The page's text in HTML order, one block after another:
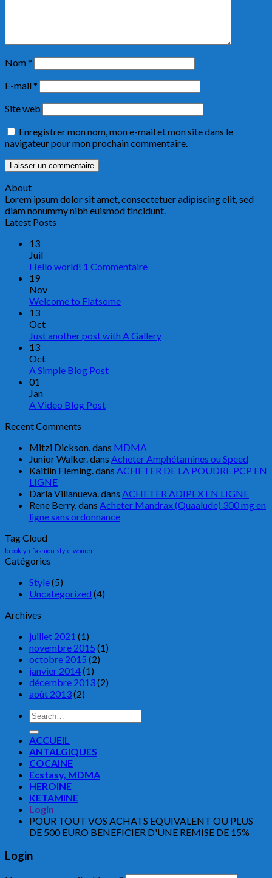
Nom*
E-mail*
Site web
Enregistrer mon nom, mon e-mail et mon site dans le
navigateur pour mon prochain commentaire.
About
Lorem ipsum dolor sit amet, consectetuer adipiscing elit, sed
diam nonummy nibh euismod tincidunt.
Latest Posts
13
Juil
Hello world! 1 Commentaire
19
Nov
Welcome to Flatsome
13
Oct
Just another post with A Gallery
13
Oct
A Simple Blog Post
01
Jan
A Video Blog Post
Recent Comments
Mitzi Dickson. dans MDMA
Junior Walker. dans Acheter Amphétamines ou Speed
Kaitlin Fleming. dans ACHETER DE LA POUDRE PCP EN
LIGNE
Darla Villanueva. dans ACHETER ADIPEX EN LIGNE
Rene Berry. dans Acheter Mandrax (Quaalude) 300 mg en
ligne sans ordonnance
Tag Cloud
brooklyn fashion style women
Catégories
Style(5)
Uncategorized (4)
Archives
juillet 2021 (1)
novembre 2015 (1)
octobre 2015 (2)
janvier 2014(1)
décembre 2013(2)
août 2013(2)
Search
for:
ACCUEIL
ANTALGIQUES
COCAINE
Ecstasy, MDMA
HEROINE
KETAMINE
Login
POUR TOUT VOS ACHATS EQUIVALENT OU PLUS
DE 500 EURO BENEFICIER D'UNE REMISE DE 15%
Login